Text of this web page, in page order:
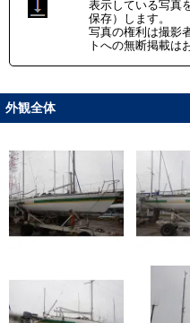
表示している写真
保存）します。
写真の権利は撮影
トへの無断掲載は
外観全体